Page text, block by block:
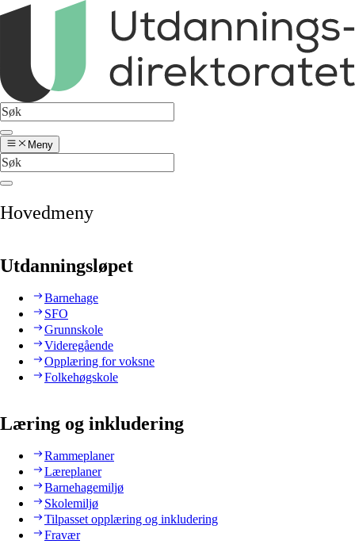
Meny
Hovedmeny
Utdanningsløpet
Barnehage
SFO
Grunnskole
Videregående
Opplæring for voksne
Folkehøgskole
Læring og inkludering
Rammeplaner
Læreplaner
Barnehagemiljø
Skolemiljø
Tilpasset opplæring og inkludering
Fravær